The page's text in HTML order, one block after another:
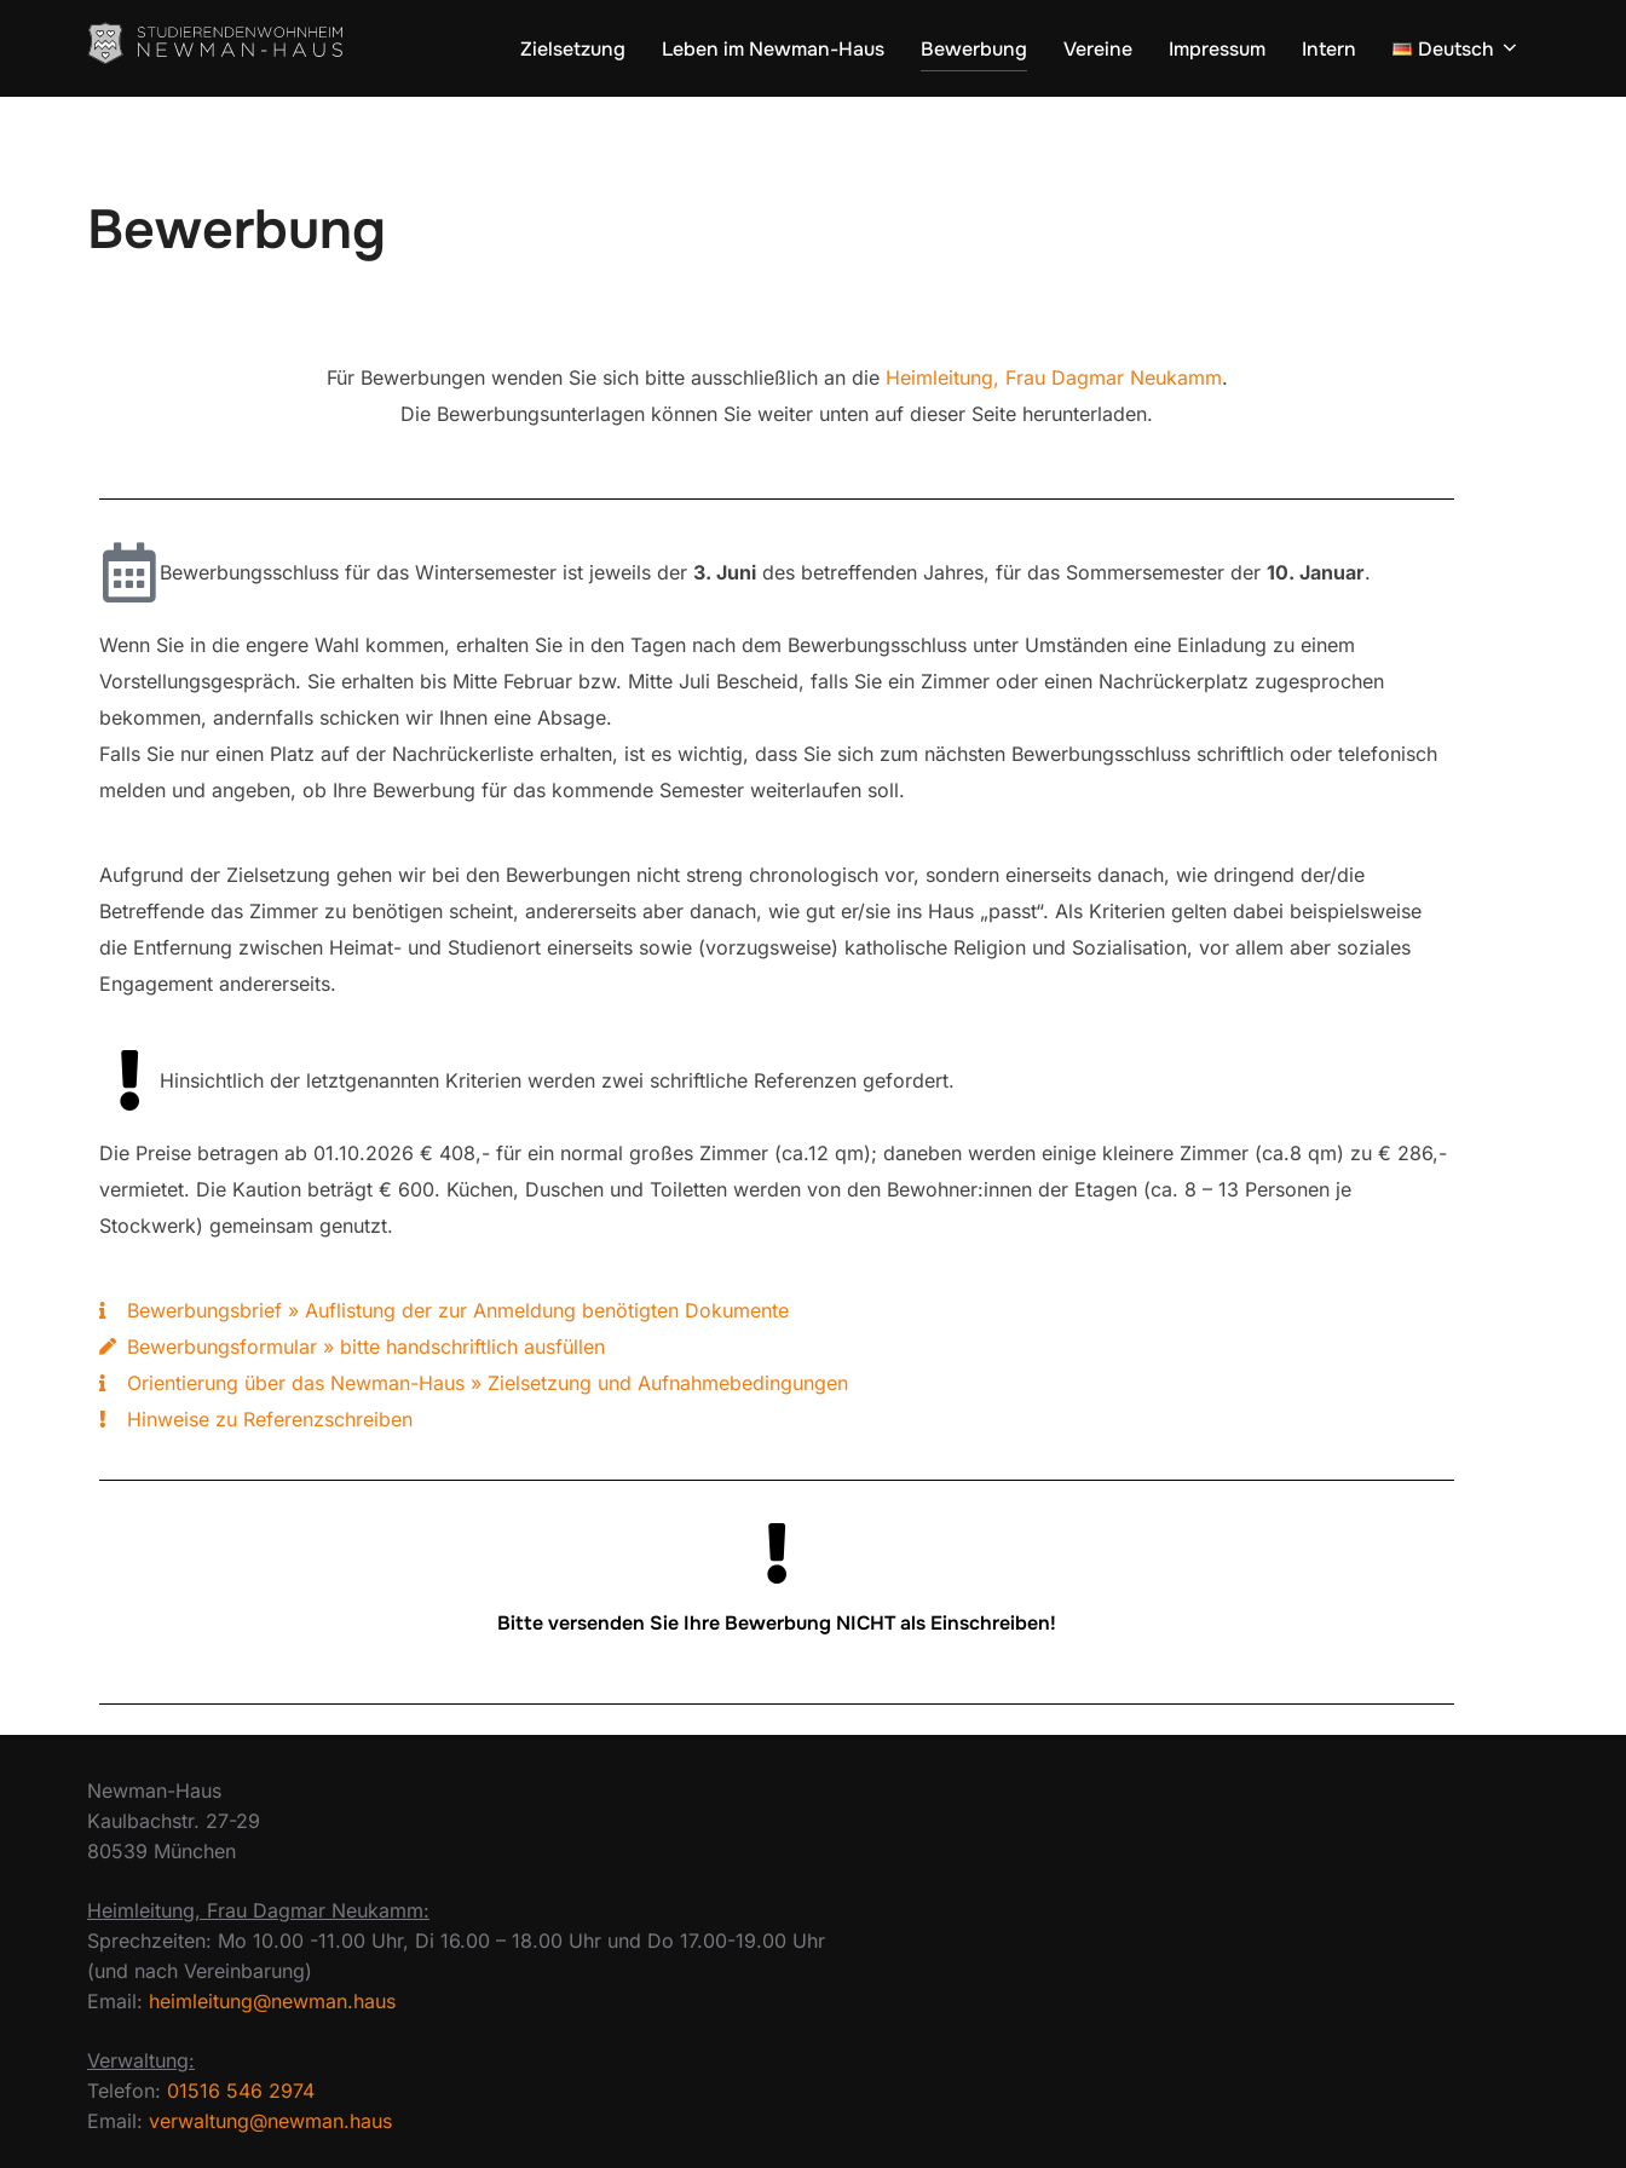
Zielsetzung Leben im Newman-Haus Bewerbung Vereine Impressum Intern Deutsch
Bewerbung
Für Bewerbungen wenden Sie sich bitte ausschließlich an die Heimleitung, Frau Dagmar Neukamm.
Die Bewerbungsunterlagen können Sie weiter unten auf dieser Seite herunterladen.
Bewerbungsschluss für das Wintersemester ist jeweils der 3. Juni des betreffenden Jahres, für das Sommersemester der 10. Januar.
Wenn Sie in die engere Wahl kommen, erhalten Sie in den Tagen nach dem Bewerbungsschluss unter Umständen eine Einladung zu einem
Vorstellungsgespräch. Sie erhalten bis Mitte Februar bzw. Mitte Juli Bescheid, falls Sie ein Zimmer oder einen Nachrückerplatz zugesprochen
bekommen, andernfalls schicken wir Ihnen eine Absage.
Falls Sie nur einen Platz auf der Nachrückerliste erhalten, ist es wichtig, dass Sie sich zum nächsten Bewerbungsschluss schriftlich oder telefonisch
melden und angeben, ob Ihre Bewerbung für das kommende Semester weiterlaufen soll.
Aufgrund der Zielsetzung gehen wir bei den Bewerbungen nicht streng chronologisch vor, sondern einerseits danach, wie dringend der/die
Betreffende das Zimmer zu benötigen scheint, andererseits aber danach, wie gut er/sie ins Haus „passt“. Als Kriterien gelten dabei beispielsweise
die Entfernung zwischen Heimat- und Studienort einerseits sowie (vorzugsweise) katholische Religion und Sozialisation, vor allem aber soziales
Engagement andererseits.
Hinsichtlich der letztgenannten Kriterien werden zwei schriftliche Referenzen gefordert.
Die Preise betragen ab 01.10.2026 € 408,- für ein normal großes Zimmer (ca.12 qm); daneben werden einige kleinere Zimmer (ca.8 qm) zu € 286,-
vermietet. Die Kaution beträgt € 600. Küchen, Duschen und Toiletten werden von den Bewohner:innen der Etagen (ca. 8 – 13 Personen je
Stockwerk) gemeinsam genutzt.
Bewerbungsbrief » Auflistung der zur Anmeldung benötigten Dokumente
Bewerbungsformular » bitte handschriftlich ausfüllen
Orientierung über das Newman-Haus » Zielsetzung und Aufnahmebedingungen
Hinweise zu Referenzschreiben
Bitte versenden Sie Ihre Bewerbung NICHT als Einschreiben!
Newman-Haus
Kaulbachstr. 27-29
80539 München
Heimleitung, Frau Dagmar Neukamm:
Sprechzeiten: Mo 10.00 -11.00 Uhr, Di 16.00 – 18.00 Uhr und Do 17.00-19.00 Uhr
(und nach Vereinbarung)
Email: heimleitung@newman.haus
Verwaltung:
Telefon: 01516 546 2974
Email: verwaltung@newman.haus